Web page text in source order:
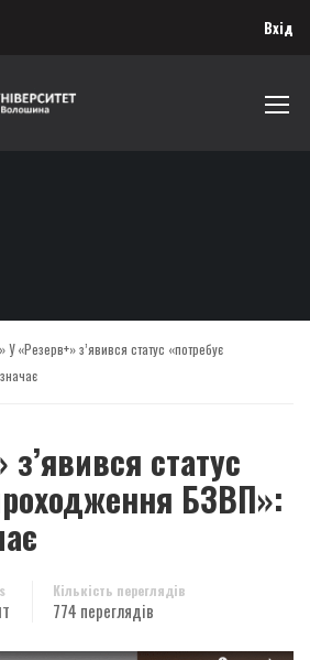
Вхід
»У «Резерв+» з’явився статус «потребує
статус
БЗВП»:
Кількість переглядів
774 переглядів